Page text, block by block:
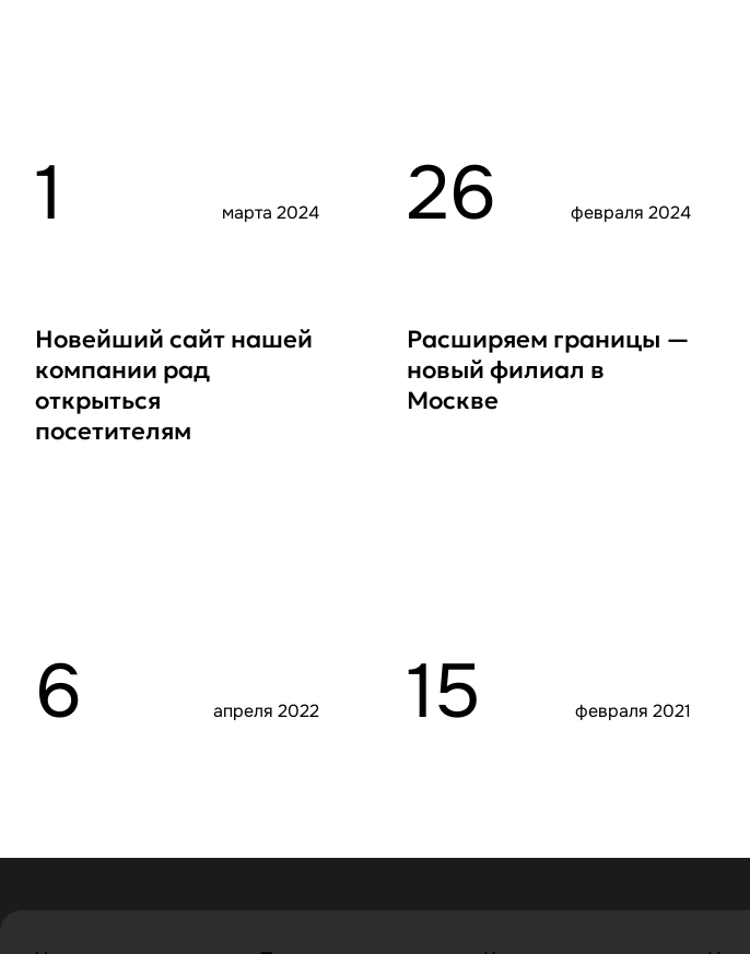
1 марта 2024 26 февраля 2024
Новейший сайт нашей
компании рад
открыться
посетителям
6 апреля 2022
Расширяем границы —
новый филиал в
Москве
15 февраля 2021